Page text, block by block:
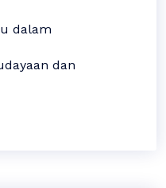
dalam
dan